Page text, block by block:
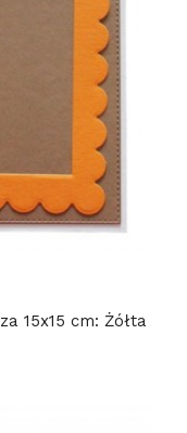
15x15 cm: Żółta